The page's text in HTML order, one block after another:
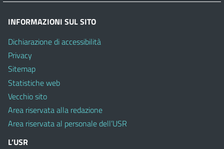
INFORMAZIONI SUL SITO
Dichiarazione di accessibilità
Privacy
Sitemap
Statistiche web
Vecchio sito
Area riservata alla redazione
Area riservata al personale dell’USR
L’USR